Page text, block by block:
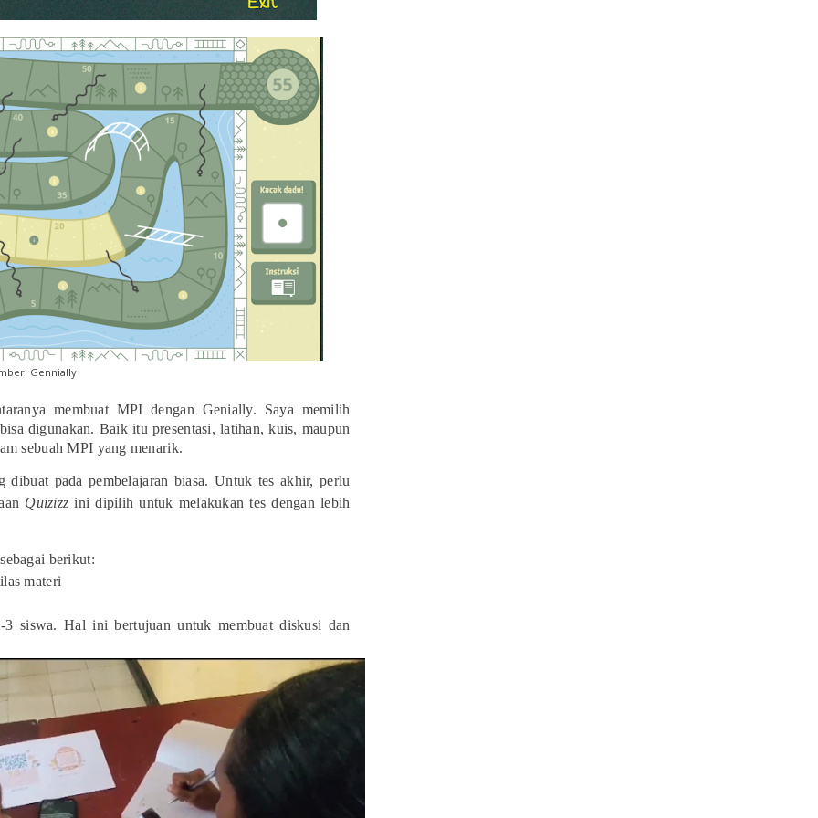
Gennially
membuat MPI dengan Genially. Saya memilih
digunakan. Baik itu presentasi, latihan, kuis, maupun
sebuah MPI yang menarik.
pada pembelajaran biasa. Untuk tes akhir, perlu
Quizizz ini dipilih untuk melakukan tes dengan lebih
berikut:
materi
siswa. Hal ini bertujuan untuk membuat diskusi dan